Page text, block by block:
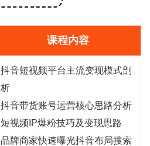
课程内容
抖音短视频平台主流变现模式剖
析
抖音带货账号运营核心思路分析
短视频IP爆粉技巧及变现思路
品牌商家快速曝光抖音布局搜索